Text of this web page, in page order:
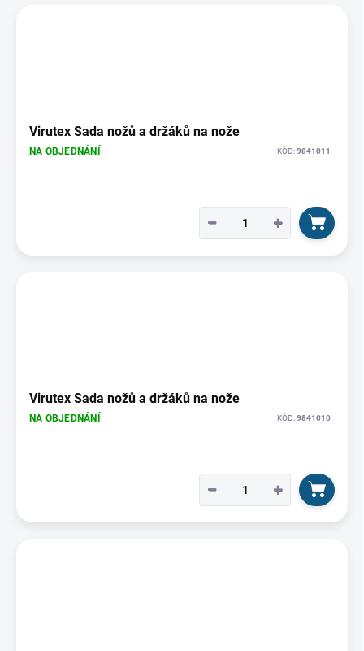
Virutex Sada nožů a držáků na nože
NA OBJEDNÁNÍ KÓD:9841011
+
−
Virutex Sada nožů a držáků na nože
NA OBJEDNÁNÍ KÓD:9841010
+
−